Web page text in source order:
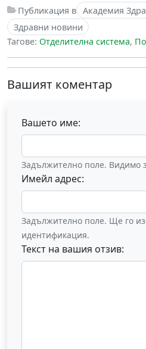
Публикация в Академия
Здравни новини
Тагове: Отделителна система,
Вашият коментар
Вашето име:
Задължително поле. Видимо
Имейл адрес:
Задължително поле. Ще го
идентификация.
Текст на вашия отзив: